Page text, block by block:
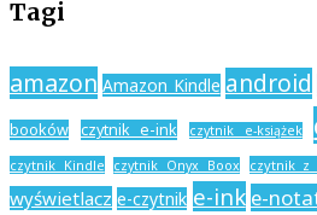
Tagi
amazon Amazon Kindle android
booków czytnik e-ink czytnik e-książek
czytnik Kindle czytnik Onyx Boox czytnik z
wyświetlacz e-czytnik e-ink e-